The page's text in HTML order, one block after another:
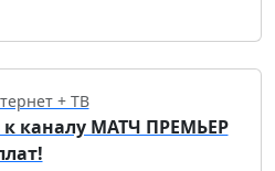
+ ТВ
к каналу МАТЧ ПРЕМЬЕР